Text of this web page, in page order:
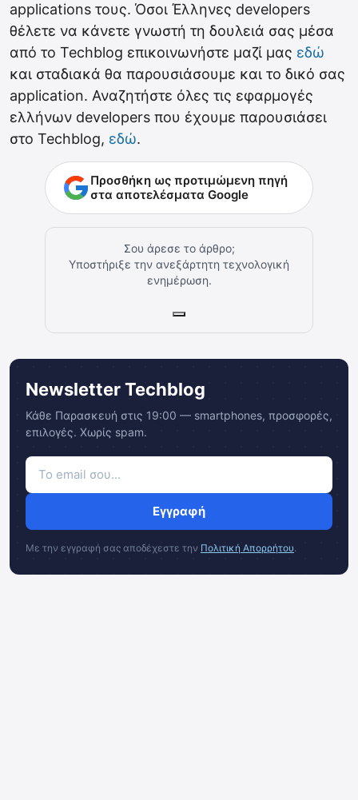
applications τους. Όσοι Έλληνες developers
θέλετε να κάνετε γνωστή τη δουλειά σας μέσα
από το Techblog επικοινωνήστε μαζί μας εδώ
και σταδιακά θα παρουσιάσουμε και το δικό σας
application. Αναζητήστε όλες τις εφαρμογές
ελλήνων developers που έχουμε παρουσιάσει
στο Techblog, εδώ.
Προσθήκη ως προτιμώμενη πηγή
στα αποτελέσματα Google
Σου άρεσε το άρθρο;
Υποστήριξε την ανεξάρτητη τεχνολογική
ενημέρωση.
Newsletter Techblog
Κάθε Παρασκευή στις 19:00 — smartphones, προσφορές,
επιλογές. Χωρίς spam.
Εγγραφή
Με την εγγραφή σας αποδέχεστε την Πολιτική Απορρήτου.